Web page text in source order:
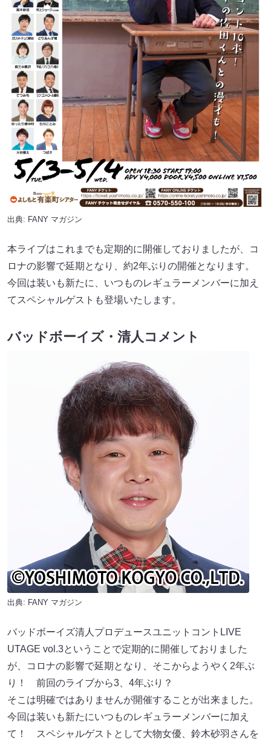
出典: FANY マガジン
本ライブはこれまでも定期的に開催しておりましたが、コ
ロナの影響で延期となり、約2年ぶりの開催となります。
今回は装いも新たに、いつものレギュラーメンバーに加え
てスペシャルゲストも登場いたします。
バッドボーイズ・清人コメント
出典: FANY マガジン
バッドボーイズ清人プロデュースユニットコントLIVE
UTAGE vol.3ということで定期的に開催しておりました
が、コロナの影響で延期となり、そこからようやく2年ぶ
り！ 前回のライブから3、4年ぶり？
そこは明確ではありませんが開催することが出来ました。
今回は装いも新たにいつものレギュラーメンバーに加え
て！ スペシャルゲストとして大物女優、鈴木砂羽さんを